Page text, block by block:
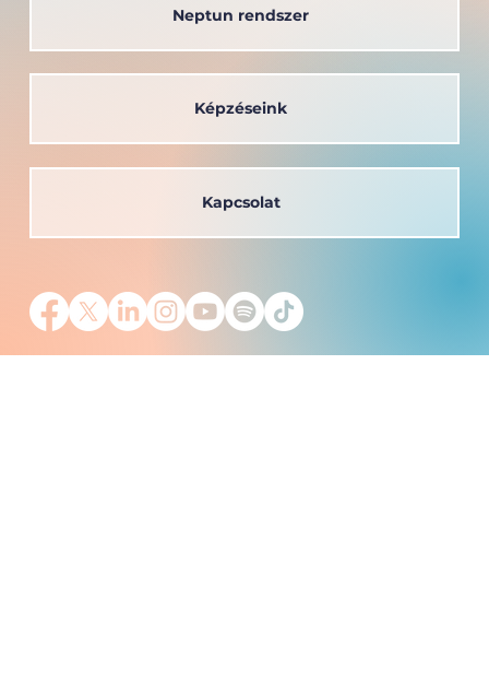
Neptun rendszer
Kapcsolat
Képzéseink